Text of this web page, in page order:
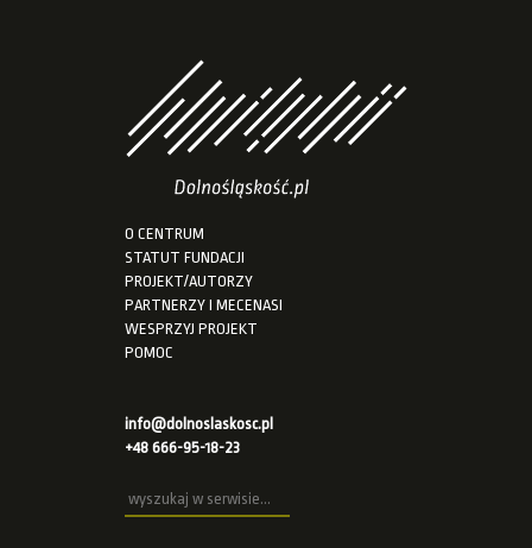
O CENTRUM
STATUT FUNDACJI
PROJEKT/AUTORZY
PARTNERZY I MECENASI
WESPRZYJ PROJEKT
POMOC
info@dolnoslaskosc.pl
+48 666-95-18-23